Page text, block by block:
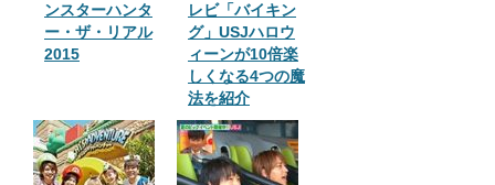
ンスターハンタ
ー・ザ・リアル
2015
レビ「バイキン
グ」USJハロウ
ィーンが10倍楽
しくなる4つの魔
法を紹介